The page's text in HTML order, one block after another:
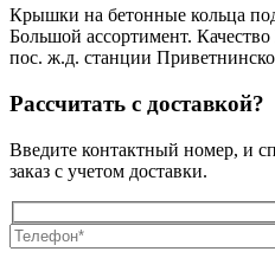
Крышки на бетонные кольца
Большой ассортимент.
пос. ж.д. станции
Рассчитать с доставкой?
Введите контактный номер, и
заказ с учетом доставки.